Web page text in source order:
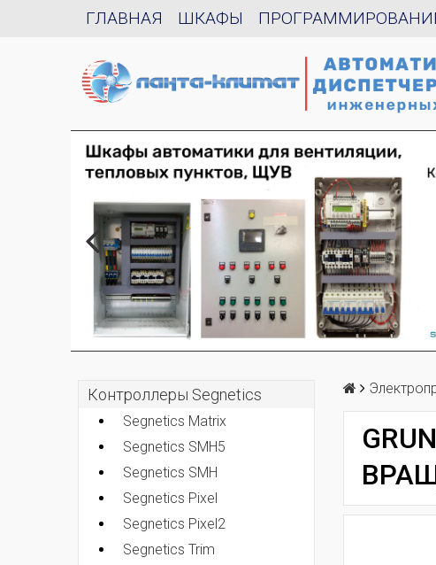
ГЛАВНАЯ ШКАФЫ
Контроллеры Segnetics
Segnetics Matrix
Segnetics SMH5
Segnetics SMH
Segnetics Pixel
Segnetics Pixel2
Segnetics Trim